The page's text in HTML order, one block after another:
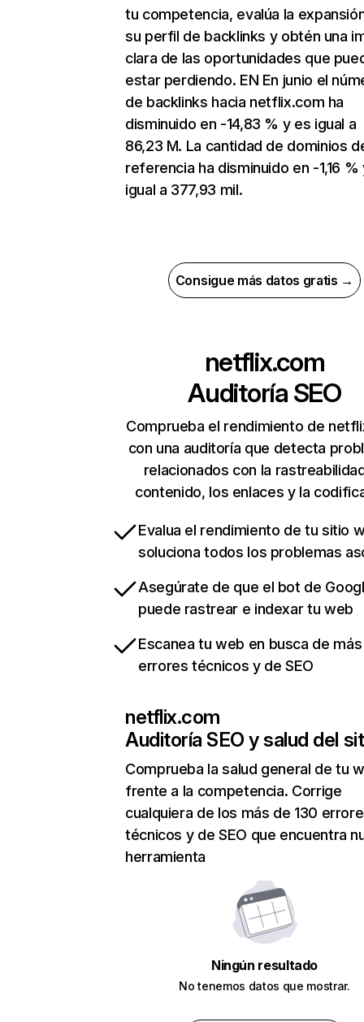
tu competencia, evalúa la
su perfil de backlinks y obtén una
clara de las oportunidades que
estar perdiendo. EN En junio el
de backlinks hacia netflix.com ha
disminuido en -14,83 % y es igual a
86,23 M. La cantidad de dominios
referencia ha disminuido en -1,16 %
igual a 377,93 mil.
Consigue más datos gratis →
netflix.com
Auditoría SEO
Comprueba el rendimiento de
con una auditoría que detecta
relacionados con la
contenido, los enlaces y la
Evalua el rendimiento de tu sitio
soluciona todos los problemas
Asegúrate de que el bot de
puede rastrear e indexar tu web
Escanea tu web en busca de
errores técnicos y de SEO
netflix.com
Auditoría SEO y salud del
Comprueba la salud general de tu
frente a la competencia. Corrige
cualquiera de los más de 130
técnicos y de SEO que encuentra
herramienta
Ningún resultado
No tenemos datos que mostrar.